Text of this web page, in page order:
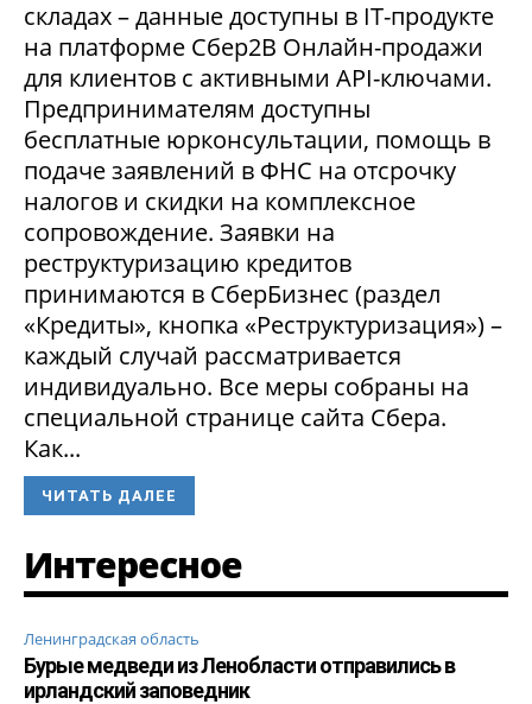
складах – данные доступны в IT-продукте
на платформе Сбер2В Онлайн-продажи
для клиентов с активными API-ключами.
Предпринимателям доступны
бесплатные юрконсультации, помощь в
подаче заявлений в ФНС на отсрочку
налогов и скидки на комплексное
сопровождение. Заявки на
реструктуризацию кредитов
принимаются в СберБизнес (раздел
«Кредиты», кнопка «Реструктуризация») –
каждый случай рассматривается
индивидуально. Все меры собраны на
специальной странице сайта Сбера.
Как...
ЧИТАТЬ ДАЛЕЕ
Интересное
Ленинградская область
Бурые медведи из Ленобласти отправились в
ирландский заповедник